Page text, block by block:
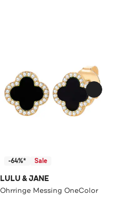
-64%* Sale
LULU & JANE
Ohrringe Messing OneColor